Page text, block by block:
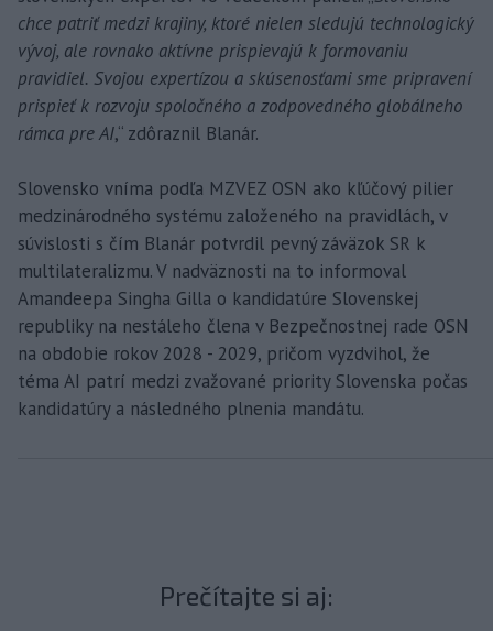
chce patriť medzi krajiny, ktoré nielen sledujú technologický
vývoj, ale rovnako aktívne prispievajú k formovaniu
pravidiel. Svojou expertízou a skúsenosťami sme pripravení
prispieť k rozvoju spoločného a zodpovedného globálneho
rámca pre AI,“ zdôraznil Blanár.
Slovensko vníma podľa MZVEZ OSN ako kľúčový pilier
medzinárodného systému založeného na pravidlách, v
súvislosti s čím Blanár potvrdil pevný záväzok SR k
multilateralizmu. V nadväznosti na to informoval
Amandeepa Singha Gilla o kandidatúre Slovenskej
republiky na nestáleho člena v Bezpečnostnej rade OSN
na obdobie rokov 2028 - 2029, pričom vyzdvihol, že
téma AI patrí medzi zvažované priority Slovenska počas
kandidatúry a následného plnenia mandátu.
Prečítajte si aj: